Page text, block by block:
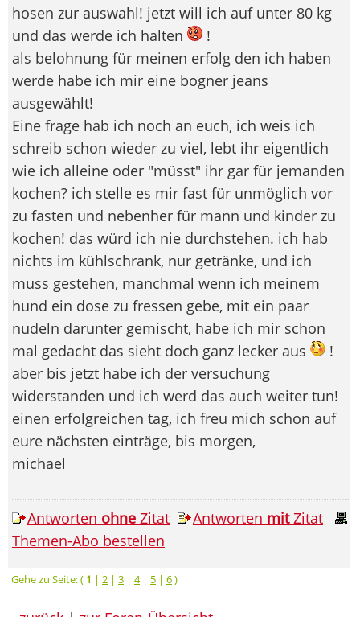
hosen zur auswahl! jetzt will ich auf unter 80 kg
und das werde ich halten
!
als belohnung für meinen erfolg den ich haben
werde habe ich mir eine bogner jeans
ausgewählt!
Eine frage hab ich noch an euch, ich weis ich
schreib schon wieder zu viel, lebt ihr eigentlich
wie ich alleine oder "müsst" ihr gar für jemanden
kochen? ich stelle es mir fast für unmöglich vor
zu fasten und nebenher für mann und kinder zu
kochen! das würd ich nie durchstehen. ich hab
nichts im kühlschrank, nur getränke, und ich
muss gestehen, manchmal wenn ich meinem
hund ein dose zu fressen gebe, mit ein paar
nudeln darunter gemischt, habe ich mir schon
mal gedacht das sieht doch ganz lecker aus
!
aber bis jetzt habe ich der versuchung
widerstanden und ich werd das auch weiter tun!
einen erfolgreichen tag, ich freu mich schon auf
eure nächsten einträge, bis morgen,
michael
Antworten ohne Zitat Antworten mitZitat
Themen-Abo bestellen
Gehe zu Seite: ( 1 | 2 | 3 | 4| 5 | 6)